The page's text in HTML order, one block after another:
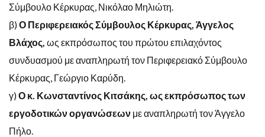
Σύμβουλο Κέρκυρας, Νικόλαο Μηλιώτη.
β)Ο Περιφερειακός Σύμβουλος Κέρκυρας, Άγγελος
Βλάχος, ως εκπρόσωπος του πρώτου επιλαχόντος
συνδυασμού με αναπληρωτή τον Περιφερειακό Σύμβουλο
Κέρκυρας, Γεώργιο Καρύδη.
γ)Ο κ. Κωνσταντίνος Κιτσάκης, ως εκπρόσωπος των
εργοδοτικών οργανώσεων με αναπληρωτή τον Άγγελο
Πήλο.